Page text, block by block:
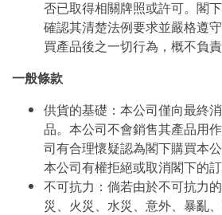
否已取得相關牌照或許可。閣
確認其清楚法例要求並嚴格遵
買產品後之一切行為，概不負責
一般條款
供貨的基礎：本公司僅向最終
品。本公司不會銷售其產品用
司有合理懷疑認為閣下購買本
本公司有權拒絕或取消閣下的訂
不可抗力：倘若由於不可抗力
災、火災、水災、意外、暴亂